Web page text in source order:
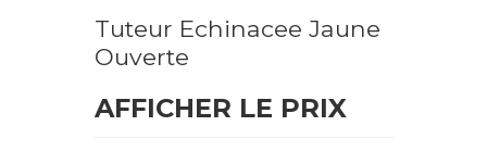
Tuteur Echinacee Jaune
Ouverte
AFFICHER LE PRIX